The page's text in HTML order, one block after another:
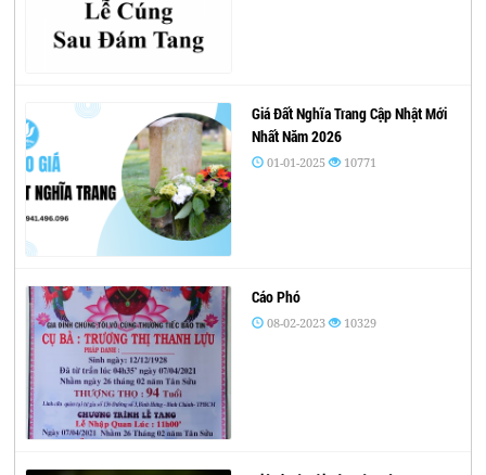
Giá Đất Nghĩa Trang Cập Nhật Mới
Nhất Năm 2026
01-01-2025 10771
Cáo Phó
08-02-2023 10329